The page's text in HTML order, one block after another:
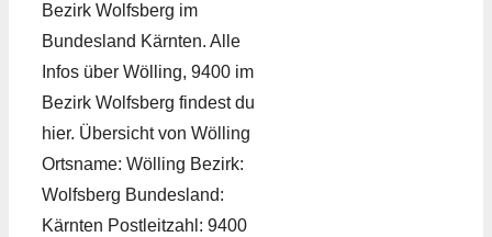
Bezirk Wolfsberg im
Bundesland Kärnten. Alle
Infos über Wölling, 9400 im
Bezirk Wolfsberg findest du
hier. Übersicht von Wölling
Ortsname: Wölling Bezirk:
Wolfsberg Bundesland:
Kärnten Postleitzahl: 9400